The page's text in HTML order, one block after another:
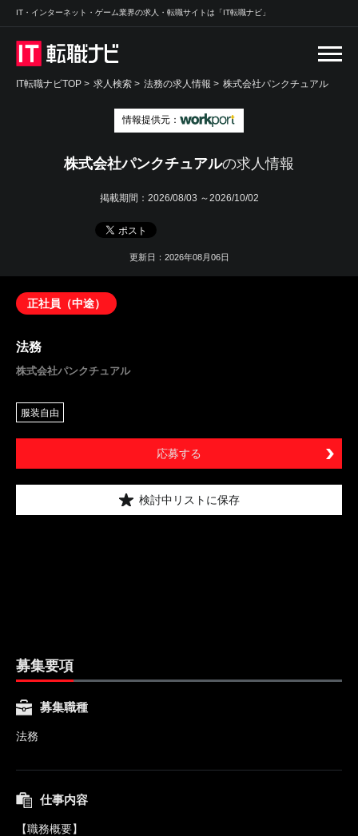
IT・インターネット・ゲーム業界の求人・転職サイトは「IT転職ナビ」
IT転職ナビTOP > 求人検索 > 法務の求人情報 > 株式会社パンクチュアル
情報提供元：
株式会社パンクチュアルの求人情報
掲載期間： 2026/08/03 ～2026/10/02
更新日：2026年08月06日
正社員（中途）
法務
株式会社パンクチュアル
服装自由
応募する
検討中リストに保存
募集要項
募集職種
法務
仕事内容
【職務概要】